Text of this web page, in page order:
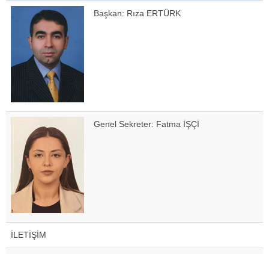
Başkan: Rıza ERTÜRK
Genel Sekreter: Fatma İŞÇİ
İLETİŞİM